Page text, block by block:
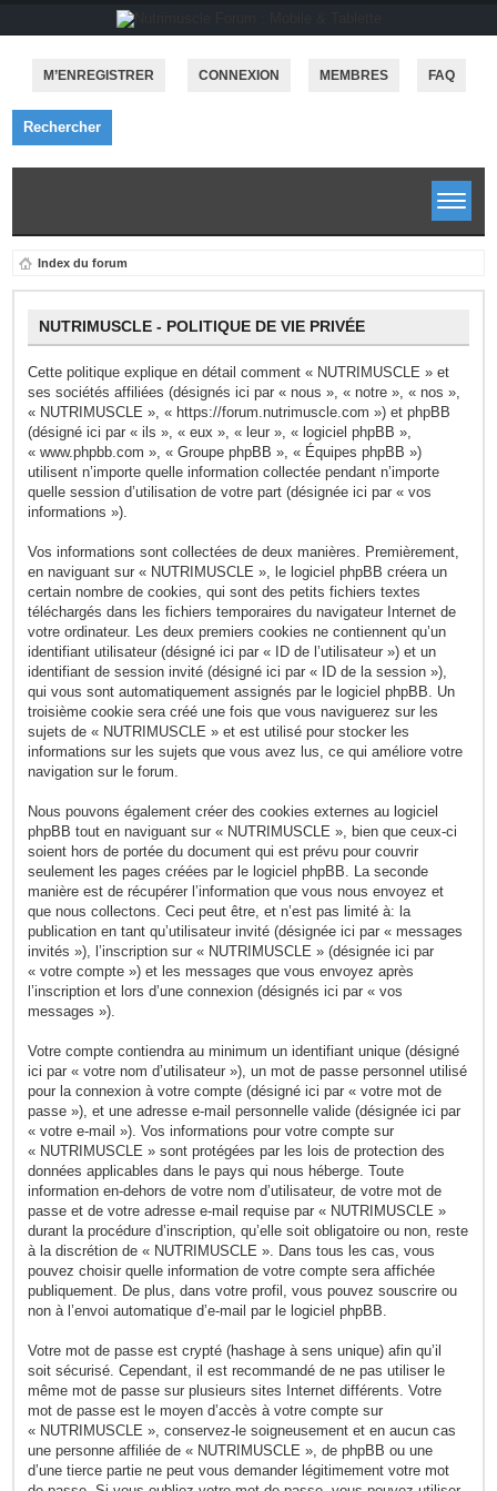
M’ENREGISTRER CONNEXION MEMBRES FAQ
Rechercher
Index du forum
NUTRIMUSCLE - POLITIQUE DE VIE PRIVÉE
Cette politique explique en détail comment « NUTRIMUSCLE » et
ses sociétés affiliées (désignés ici par « nous », « notre », « nos »,
« NUTRIMUSCLE », « https://forum.nutrimuscle.com ») et phpBB
(désigné ici par « ils », « eux », « leur », « logiciel phpBB »,
« www.phpbb.com », « Groupe phpBB », « Équipes phpBB »)
utilisent n’importe quelle information collectée pendant n’importe
quelle session d’utilisation de votre part (désignée ici par « vos
informations »).
Vos informations sont collectées de deux manières. Premièrement,
en naviguant sur « NUTRIMUSCLE », le logiciel phpBB créera un
certain nombre de cookies, qui sont des petits fichiers textes
téléchargés dans les fichiers temporaires du navigateur Internet de
votre ordinateur. Les deux premiers cookies ne contiennent qu’un
identifiant utilisateur (désigné ici par « ID de l’utilisateur ») et un
identifiant de session invité (désigné ici par « ID de la session »),
qui vous sont automatiquement assignés par le logiciel phpBB. Un
troisième cookie sera créé une fois que vous naviguerez sur les
sujets de « NUTRIMUSCLE » et est utilisé pour stocker les
informations sur les sujets que vous avez lus, ce qui améliore votre
navigation sur le forum.
Nous pouvons également créer des cookies externes au logiciel
phpBB tout en naviguant sur « NUTRIMUSCLE », bien que ceux-ci
soient hors de portée du document qui est prévu pour couvrir
seulement les pages créées par le logiciel phpBB. La seconde
manière est de récupérer l’information que vous nous envoyez et
que nous collectons. Ceci peut être, et n’est pas limité à: la
publication en tant qu’utilisateur invité (désignée ici par « messages
invités »), l’inscription sur « NUTRIMUSCLE » (désignée ici par
« votre compte ») et les messages que vous envoyez après
l’inscription et lors d’une connexion (désignés ici par « vos
messages »).
Votre compte contiendra au minimum un identifiant unique (désigné
ici par « votre nom d’utilisateur »), un mot de passe personnel utilisé
pour la connexion à votre compte (désigné ici par « votre mot de
passe »), et une adresse e-mail personnelle valide (désignée ici par
« votre e-mail »). Vos informations pour votre compte sur
« NUTRIMUSCLE » sont protégées par les lois de protection des
données applicables dans le pays qui nous héberge. Toute
information en-dehors de votre nom d’utilisateur, de votre mot de
passe et de votre adresse e-mail requise par « NUTRIMUSCLE »
durant la procédure d’inscription, qu’elle soit obligatoire ou non, reste
à la discrétion de « NUTRIMUSCLE ». Dans tous les cas, vous
pouvez choisir quelle information de votre compte sera affichée
publiquement. De plus, dans votre profil, vous pouvez souscrire ou
non à l’envoi automatique d’e-mail par le logiciel phpBB.
Votre mot de passe est crypté (hashage à sens unique) afin qu’il
soit sécurisé. Cependant, il est recommandé de ne pas utiliser le
même mot de passe sur plusieurs sites Internet différents. Votre
mot de passe est le moyen d’accès à votre compte sur
« NUTRIMUSCLE », conservez-le soigneusement et en aucun cas
une personne affiliée de « NUTRIMUSCLE », de phpBB ou une
d’une tierce partie ne peut vous demander légitimement votre mot